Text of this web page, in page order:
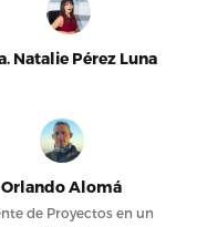
Natalie Pérez Luna
Orlando Alomá
de Proyectos en un